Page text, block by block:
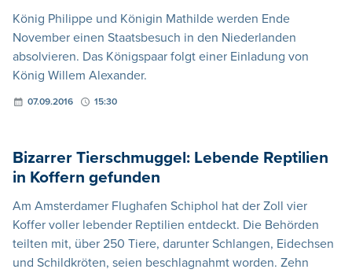
König Philippe und Königin Mathilde werden Ende
November einen Staatsbesuch in den Niederlanden
absolvieren. Das Königspaar folgt einer Einladung von
König Willem Alexander.
07.09.2016 15:30
Bizarrer Tierschmuggel: Lebende Reptilien
in Koffern gefunden
Am Amsterdamer Flughafen Schiphol hat der Zoll vier
Koffer voller lebender Reptilien entdeckt. Die Behörden
teilten mit, über 250 Tiere, darunter Schlangen, Eidechsen
und Schildkröten, seien beschlagnahmt worden. Zehn